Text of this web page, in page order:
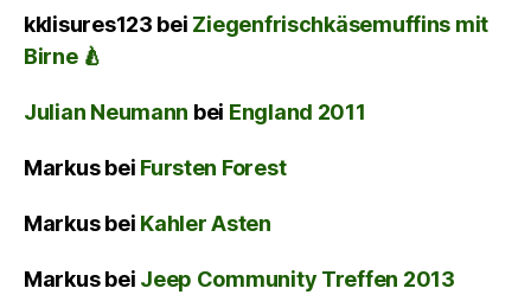
kklisures123 bei Ziegenfrischkäsemuffins mit
Birne 🍐
Julian Neumann bei England 2011
Markusbei Fursten Forest
Markusbei Kahler Asten
Markusbei Jeep Community Treffen 2013